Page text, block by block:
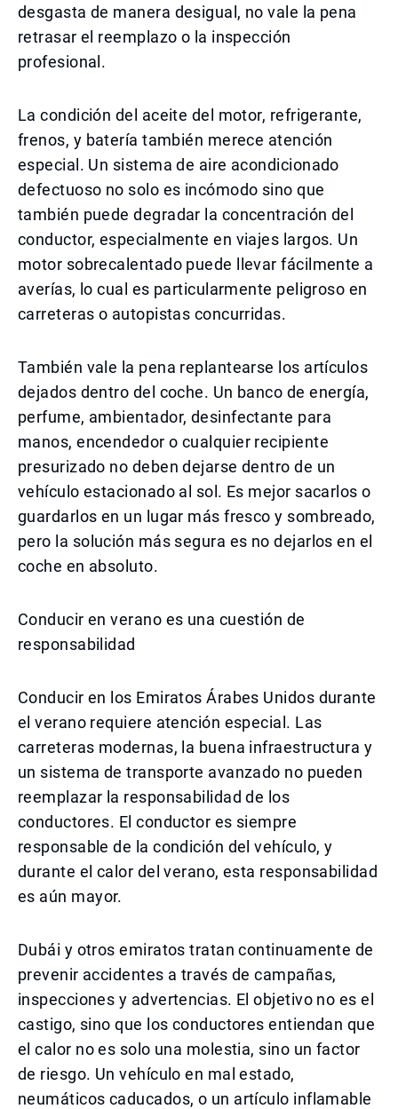
desgasta de manera desigual, no vale la pena
retrasar el reemplazo o la inspección
profesional.
La condición del aceite del motor, refrigerante,
frenos, y batería también merece atención
especial. Un sistema de aire acondicionado
defectuoso no solo es incómodo sino que
también puede degradar la concentración del
conductor, especialmente en viajes largos. Un
motor sobrecalentado puede llevar fácilmente a
averías, lo cual es particularmente peligroso en
carreteras o autopistas concurridas.
También vale la pena replantearse los artículos
dejados dentro del coche. Un banco de energía,
perfume, ambientador, desinfectante para
manos, encendedor o cualquier recipiente
presurizado no deben dejarse dentro de un
vehículo estacionado al sol. Es mejor sacarlos o
guardarlos en un lugar más fresco y sombreado,
pero la solución más segura es no dejarlos en el
coche en absoluto.
Conducir en verano es una cuestión de
responsabilidad
Conducir en los Emiratos Árabes Unidos durante
el verano requiere atención especial. Las
carreteras modernas, la buena infraestructura y
un sistema de transporte avanzado no pueden
reemplazar la responsabilidad de los
conductores. El conductor es siempre
responsable de la condición del vehículo, y
durante el calor del verano, esta responsabilidad
es aún mayor.
Dubái y otros emiratos tratan continuamente de
prevenir accidentes a través de campañas,
inspecciones y advertencias. El objetivo no es el
castigo, sino que los conductores entiendan que
el calor no es solo una molestia, sino un factor
de riesgo. Un vehículo en mal estado,
neumáticos caducados, o un artículo inflamable